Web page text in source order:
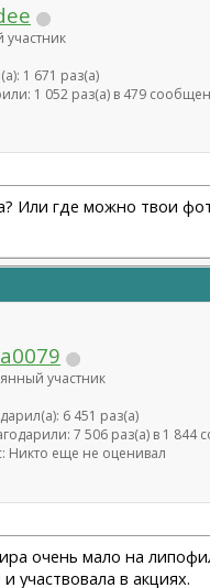
1 671 раз(а)
1 052 раз(а) в 479
Или где можно твои
участник
6 451 раз(а)
7 506 раз(а) в 1 844
Никто еще не оценивал
очень мало на
участвовала в акциях.